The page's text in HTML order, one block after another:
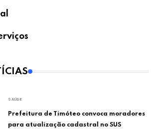
SAÚDE
Prefeitura de Timóteo convoca moradores
para atualização cadastral no SUS